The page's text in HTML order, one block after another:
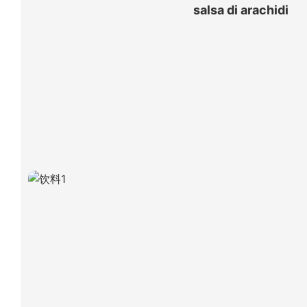
salsa di arachidi